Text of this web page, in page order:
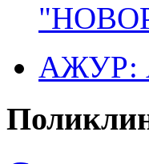
АЖУР: